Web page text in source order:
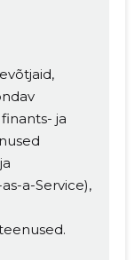
ja
a-Service),